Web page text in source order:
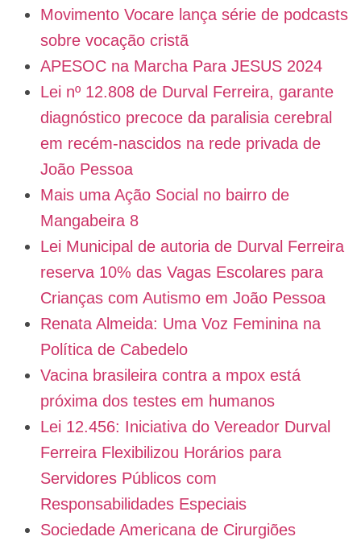
Movimento Vocare lança série de podcasts
sobre vocação cristã
APESOC na Marcha Para JESUS 2024
Lei nº 12.808 de Durval Ferreira, garante
diagnóstico precoce da paralisia cerebral
em recém-nascidos na rede privada de
João Pessoa
Mais uma Ação Social no bairro de
Mangabeira 8
Lei Municipal de autoria de Durval Ferreira
reserva 10% das Vagas Escolares para
Crianças com Autismo em João Pessoa
Renata Almeida: Uma Voz Feminina na
Política de Cabedelo
Vacina brasileira contra a mpox está
próxima dos testes em humanos
Lei 12.456: Iniciativa do Vereador Durval
Ferreira Flexibilizou Horários para
Servidores Públicos com
Responsabilidades Especiais
Sociedade Americana de Cirurgiões